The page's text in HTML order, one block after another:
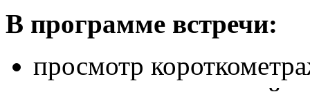
В программе встречи:
просмотр